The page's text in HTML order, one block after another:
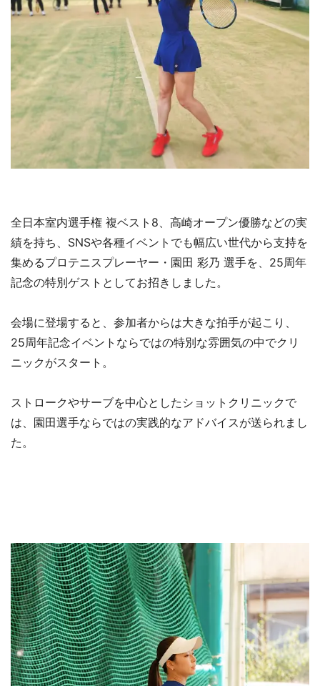
全日本室内選手権 複ベスト8、高崎オープン優勝などの実
績を持ち、SNSや各種イベントでも幅広い世代から支持を
集めるプロテニスプレーヤー・園田 彩乃 選手を、25周年
記念の特別ゲストとしてお招きしました。
会場に登場すると、参加者からは大きな拍手が起こり、
25周年記念イベントならではの特別な雰囲気の中でクリ
ニックがスタート。
ストロークやサーブを中心としたショットクリニックで
は、園田選手ならではの実践的なアドバイスが送られまし
た。